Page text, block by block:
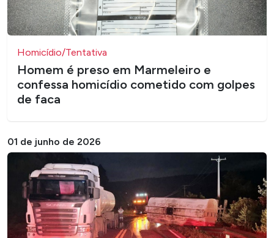
Homicídio/Tentativa
Homem é preso em Marmeleiro e
confessa homicídio cometido com golpes
de faca
01 de junho de 2026